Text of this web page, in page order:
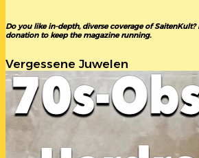
Do you like in-depth, diverse coverage of
donation to keep the magazine running.
Vergessene Juwelen